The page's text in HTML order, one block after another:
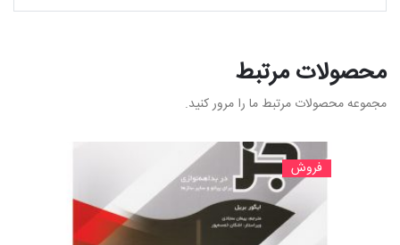
محصولات مرتبط
مجموعه محصولات مرتبط ما را مرور کنید.
فروش